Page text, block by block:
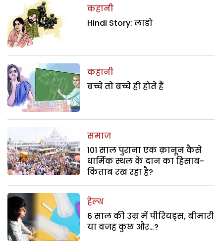
कहानी
Hindi Story: लाडो
कहानी
बच्चे तो बच्चे ही होते हैं
समाज
101 साल पुराना एक क़ानून कैसे
धार्मिक स्थल के दान का हिसाब-
किताब रख रहा है?
हेल्थ
6 साल की उम्र में पीरियड्स, बीमारी
या वजह कुछ और…?